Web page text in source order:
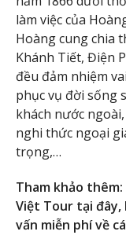
làm việc của
Hoàng cung chia
Khánh Tiết, Điện
đều đảm nhiệm
phục vụ đời sống
khách nước
nghi thức ngoại
trọng,…
Tham khảo thêm:
Việt Tour tại đây,
vấn miễn phí về